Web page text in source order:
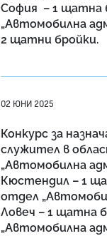
София – 1 щатна
„Автомобилна
2 щатни бройки.
02 ЮНИ 2025
Конкурс за
служител в
„Автомобилна
Кюстендил – 1
отдел
Ловеч – 1 щатна
„Автомобилна